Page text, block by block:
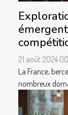
21 août 2024
La France,
nombreux